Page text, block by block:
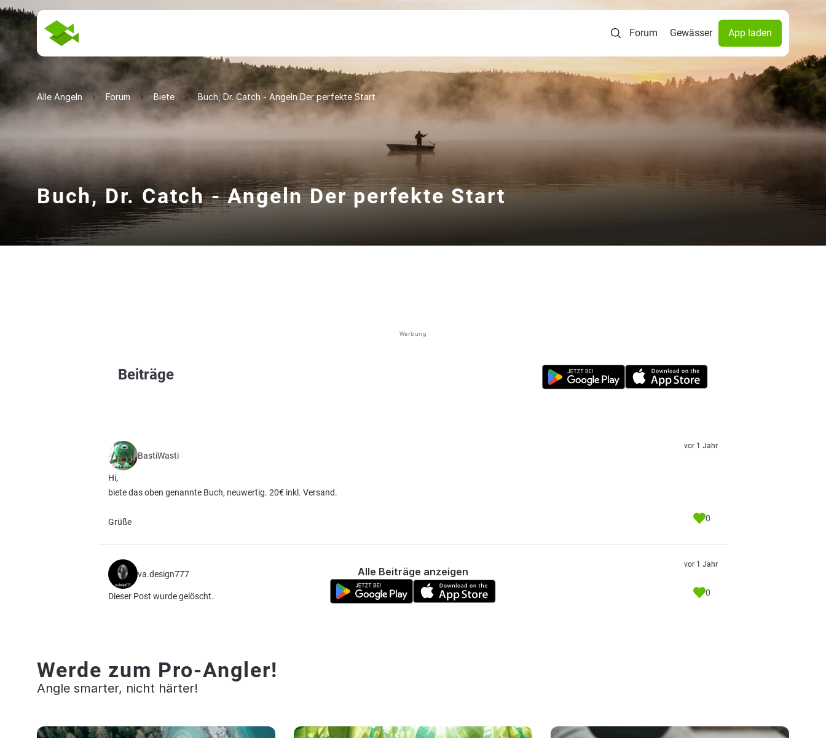
Forum Gewässer App laden
Alle Angeln Forum Biete Buch, Dr. Catch - Angeln Der perfekte Start
Buch, Dr. Catch - Angeln Der perfekte Start
Werbung
Beiträge
BastiWasti
Hi,
biete das oben genannte Buch, neuwertig. 20€ inkl. Versand.
Grüße
vor 1 Jahr
0
va.design777
Dieser Post wurde gelöscht.
vor 1 Jahr
0
Alle Beiträge anzeigen
Werde zum Pro-Angler!
Angle smarter, nicht härter!